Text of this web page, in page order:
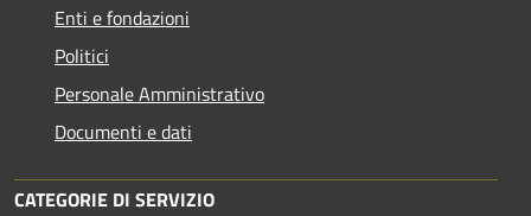
Enti e fondazioni
Politici
Personale Amministrativo
Documenti e dati
CATEGORIE DI SERVIZIO